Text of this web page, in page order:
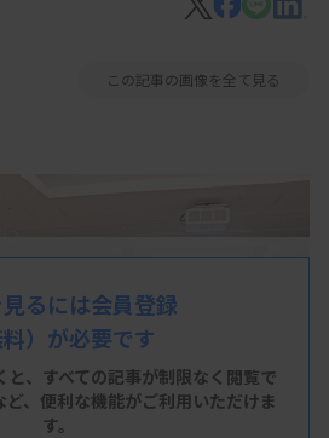
この記事の画像を全て見る
るには会員登録
料）が必要です
と、すべての記事が制限なく閲覧で
、便利な機能がご利用いただけま
す。